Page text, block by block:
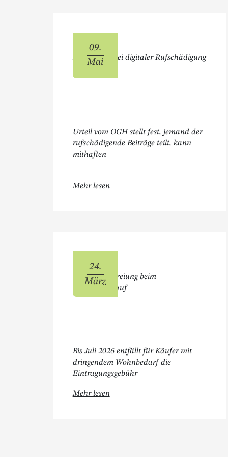
09.
Mai
Mithaftung bei digitaler Rufschädigung
Urteil vom OGH stellt fest, jemand der
rufschädigende Beiträge teilt, kann
mithaften
Mehr lesenÖffnet " Mithaftung bei digitaler
24.
März
Gebührenbefreiung beim
Immobilienkauf
Bis Juli 2026 entfällt für Käufer mit
dringendem Wohnbedarf die
Eintragungsgebühr
Mehr lesenÖffnet " Gebührenbefreiung beim